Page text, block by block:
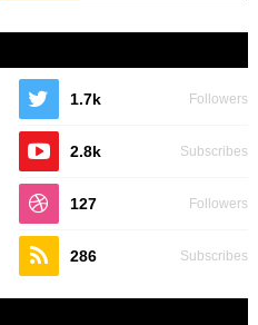
1.7k Followers
2.8k Subscribes
127 Followers
286 Subscribes